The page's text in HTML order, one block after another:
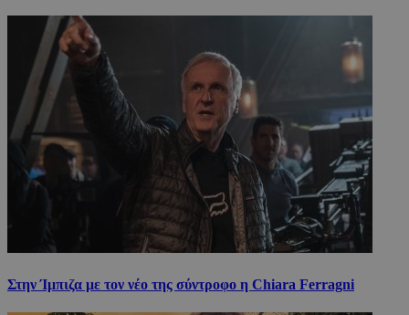
Στην Ίμπιζα με τον νέο της σύντροφο η Chiara Ferragni